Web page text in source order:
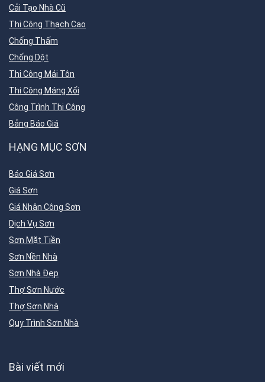
Cải Tạo Nhà Cũ
Thi Công Thạch Cao
Chống Thấm
Chống Dột
Thi Công Mái Tôn
Thi Công Máng Xối
Công Trình Thi Công
Bảng Báo Giá
HẠNG MỤC SƠN
Báo Giá Sơn
Giá Sơn
Giá Nhân Công Sơn
Dịch Vụ Sơn
Sơn Mặt Tiền
Sơn Nền Nhà
Sơn Nhà Đẹp
Thợ Sơn Nước
Thợ Sơn Nhà
Quy Trình Sơn Nhà
Bài viết mới